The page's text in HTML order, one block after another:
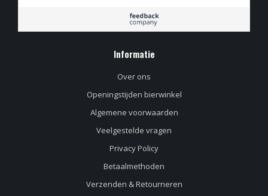
Informatie
Over ons
Openingstijden bierwinkel
Algemene voorwaarden
Veelgestelde vragen
Privacy Policy
Betaalmethoden
Verzenden & Retourneren